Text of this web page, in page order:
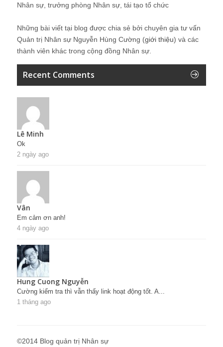
Nhân sự, trưởng phòng Nhân sự, tái tạo tổ chức
Những bài viết tại blog được chia sẻ bởi chuyên gia tư vấn
Quản trị Nhân sự Nguyễn Hùng Cường (giới thiệu) và các
thành viên khác trong cộng đồng Nhân sự.
Recent Comments
Lê Minh
Ok
2 ngày ago
Vân
Em cảm ơn anh!
4 ngày ago
Hung Cuong Nguyễn
Cường kiểm tra thì vẫn thấy link hoạt động tốt. A...
1 tháng ago
©2014 Blog quản trị Nhân sự